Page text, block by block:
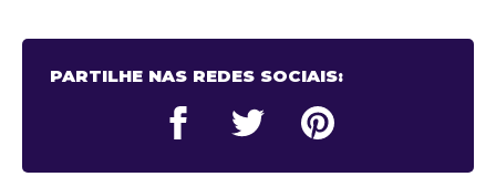
PARTILHE NAS REDES SOCIAIS: